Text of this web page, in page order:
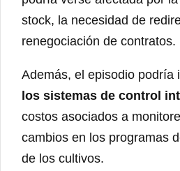
stock, la necesidad de
renegociación de contratos.
Además, el episodio podría
los sistemas de control
costos asociados a
cambios en los programas
de los cultivos.